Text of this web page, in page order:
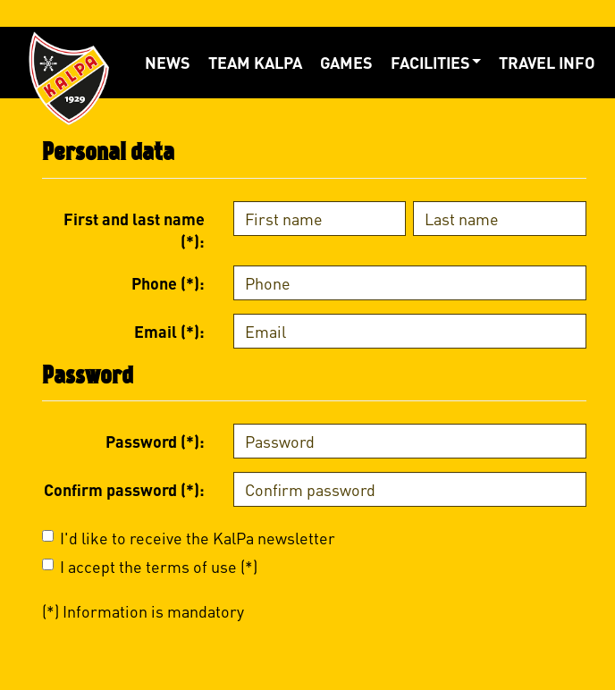
NEWS TEAM KALPA GAMES FACILITIES TRAVEL INFO
Personal data
First and last name
(*):
Phone (*):
Email (*):
Password
Password (*):
Confirm password (*):
I'd like to receive the KalPa newsletter
I accept the terms of use (*)
(*) Information is mandatory